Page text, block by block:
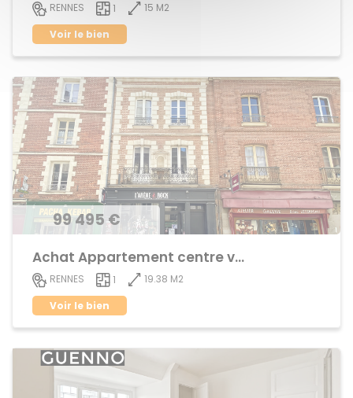
RENNES 1
15 M2
Voir le bien
99 495 €
Achat Appartement centre ville
RENNES 1
19.38 M2
Voir le bien